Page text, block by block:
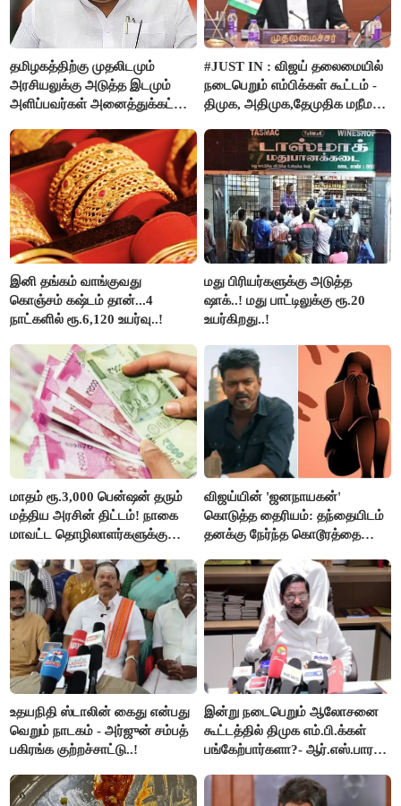
தமிழகத்திற்கு முதலிடமும்
அரசியலுக்கு அடுத்த இடமும்
அளிப்பவர்கள் அனைத்துக்கட்சி
பங்கேற்பார்கள் - மாணிக்கம்
தாகூர்..!!
#JUST IN : விஜய் தலைமையில்
நடைபெறும் எம்பிக்கள் கூட்டம் -
திமுக, அதிமுக,தேமுதிக மநீம
இனி தங்கம் வாங்குவது
கொஞ்சம் கஷ்டம் தான்...4
நாட்களில் ரூ.6,120 உயர்வு..!
மது பிரியர்களுக்கு அடுத்த
ஷாக்..! மது பாட்டிலுக்கு ரூ.20
உயர்கிறது..!
மாதம் ரூ.3,000 பென்ஷன் தரும்
மத்திய அரசின் திட்டம்! நாகை
மாவட்ட தொழிலாளர்களுக்கு
செய்தி!
விஜய்யின் 'ஜனநாயகன்'
கொடுத்த தைரியம்: தந்தையிடம்
தனக்கு நேர்ந்த கொடூரத்தை
உதயநிதி ஸ்டாலின் கைது என்பது
வெறும் நாடகம் - அர்ஜுன் சம்பத்
பகிரங்க குற்றச்சாட்டு..!
இன்று நடைபெறும் ஆலோசனை
கூட்டத்தில் திமுக எம்.பி.க்கள்
பங்கேற்பார்களா?- ஆர்.எஸ்.பாரதி